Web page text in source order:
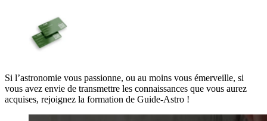
Si l’astronomie vous passionne, ou au moins vous émerveille, si
vous avez envie de transmettre les connaissances que vous aurez
acquises, rejoignez la formation de Guide-Astro !